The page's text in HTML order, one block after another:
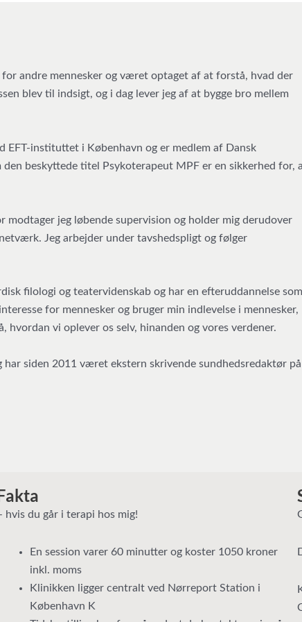
andre mennesker og været optaget af at forstå, hvad der
blev til indsigt, og i dag lever jeg af at bygge bro mellem
EFT-instituttet i København og er medlem af Dansk
beskyttede titel Psykoterapeut MPF er en sikkerhed for,
jeg løbende supervision og holder mig derudover
Jeg arbejder under tavshedspligt og følger
filologi og teatervidenskab og har en efteruddannelse som
for mennesker og bruger min indlevelse i mennesker,
vi oplever os selv, hinanden og vores verdener.
siden 2011 været ekstern skrivende sundhedsredaktør på
hvis du går i terapi hos mig!
En session varer 60 minutter og koster 1050 kroner
inkl. moms
Klinikken ligger centralt ved Nørreport Station i
København K